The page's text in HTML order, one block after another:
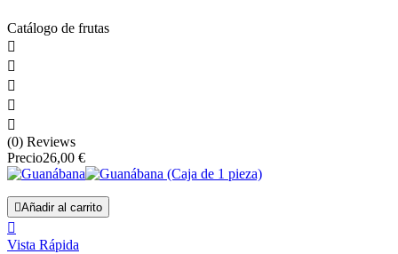
Catálogo de frutas





(0) Reviews
Precio26,00 €
Añadir al carrito

Vista Rápida